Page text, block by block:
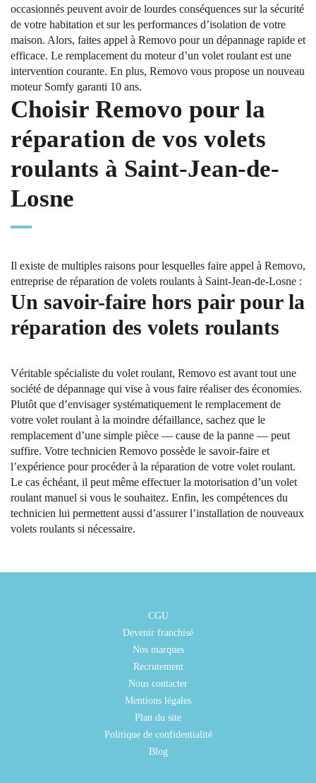
occasionnés peuvent avoir de lourdes conséquences sur la sécurité
de votre habitation et sur les performances d’isolation de votre
maison. Alors, faites appel à Removo pour un dépannage rapide et
efficace. Le remplacement du moteur d’un volet roulant est une
intervention courante. En plus, Removo vous propose un nouveau
moteur Somfy garanti 10 ans.
Choisir Removo pour la
réparation de vos volets
roulants à Saint-Jean-de-
Losne
Il existe de multiples raisons pour lesquelles faire appel à Removo,
entreprise de réparation de volets roulants à Saint-Jean-de-Losne :
Un savoir-faire hors pair pour la
réparation des volets roulants
Véritable spécialiste du volet roulant, Removo est avant tout une
société de dépannage qui vise à vous faire réaliser des économies.
Plutôt que d’envisager systématiquement le remplacement de
votre volet roulant à la moindre défaillance, sachez que le
remplacement d’une simple pièce — cause de la panne — peut
suffire. Votre technicien Removo possède le savoir-faire et
l’expérience pour procéder à la réparation de votre volet roulant.
Le cas échéant, il peut même effectuer la motorisation d’un volet
roulant manuel si vous le souhaitez. Enfin, les compétences du
technicien lui permettent aussi d’assurer l’installation de nouveaux
volets roulants si nécessaire.
CGU
Devenir franchisé
Nos marques
Recrutement
Nous contacter
Mentions légales
Plan du site
Politique de confidentialité
Blog